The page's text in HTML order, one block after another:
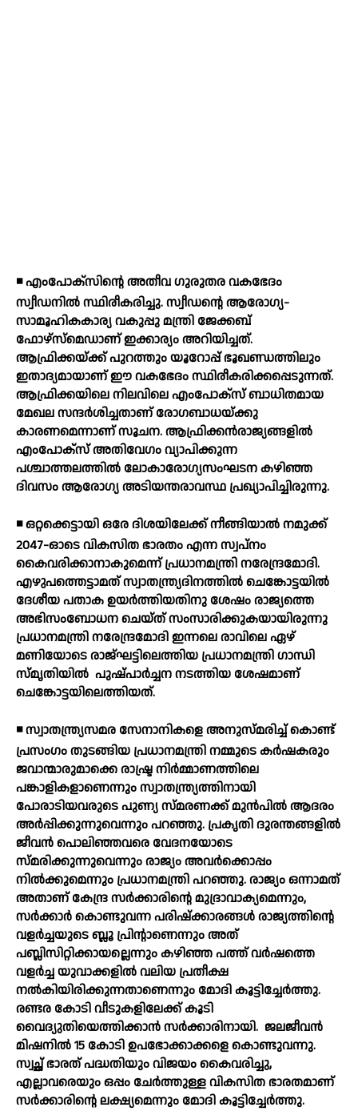
◾ എംപോക്‌സിന്റെ അതീവ ഗുരുതര വകഭേദം
സ്വീഡനില്‍ സ്ഥിരീകരിച്ചു. സ്വീഡന്റെ ആരോഗ്യ-
സാമൂഹികകാര്യ വകുപ്പു മന്ത്രി ജേക്കബ്
ഫോഴ്‌സ്‌മെഡാണ് ഇക്കാര്യം അറിയിച്ചത്.
ആഫ്രിക്കയ്ക്ക് പുറത്തും യൂറോപ്പ് ഭൂഖണ്ഡത്തിലും
ഇതാദ്യമായാണ് ഈ വകഭേദം സ്ഥിരീകരിക്കപ്പെടുന്നത്.
ആഫ്രിക്കയിലെ നിലവിലെ എംപോക്‌സ് ബാധിതമായ
മേഖല സന്ദര്‍ശിച്ചതാണ് രോഗബാധയ്ക്കു
കാരണമെന്നാണ് സൂചന. ആഫ്രിക്കന്‍രാജ്യങ്ങളില്‍
എംപോക്‌സ് അതിവേഗം വ്യാപിക്കുന്ന
പശ്ചാത്തലത്തില്‍ ലോകാരോഗ്യസംഘടന കഴിഞ്ഞ
ദിവസം ആരോഗ്യ അടിയന്തരാവസ്ഥ പ്രഖ്യാപിച്ചിരുന്നു.
◾ ഒറ്റക്കെട്ടായി ഒരേ ദിശയിലേക്ക് നീങ്ങിയാല്‍ നമുക്ക്
2047-ഓടെ വികസിത ഭാരതം എന്ന സ്വപ്നം
കൈവരിക്കാനാകുമെന്ന് പ്രധാനമന്ത്രി നരേന്ദ്രമോദി.
എഴുപത്തെട്ടാമത് സ്വാതന്ത്ര്യദിനത്തില്‍ ചെങ്കോട്ടയില്‍
ദേശീയ പതാക ഉയര്‍ത്തിയതിനു ശേഷം രാജ്യത്തെ
അഭിസംബോധന ചെയ്ത് സംസാരിക്കുകയായിരുന്നു
പ്രധാനമന്ത്രി നരേന്ദ്രമോദി ഇന്നലെ രാവിലെ ഏഴ്
മണിയോടെ രാജ്ഘട്ടിലെത്തിയ പ്രധാനമന്ത്രി ഗാന്ധി
സ്മൃതിയില്‍ പുഷ്പാര്‍ച്ചന നടത്തിയ ശേഷമാണ്
ചെങ്കോട്ടയിലെത്തിയത്.
◾ സ്വാതന്ത്ര്യസമര സേനാനികളെ അനുസ്മരിച്ച് കൊണ്ട്
പ്രസംഗം തുടങ്ങിയ പ്രധാനമന്ത്രി നമ്മുടെ കര്‍ഷകരും
ജവാന്മാരുമാക്കെ രാഷ്ട്ര നിര്‍മ്മാണത്തിലെ
പങ്കാളികളാണെന്നും സ്വാതന്ത്ര്യത്തിനായി
പോരാടിയവരുടെ പുണ്യ സ്മരണക്ക് മുന്‍പില്‍ ആദരം
അര്‍പ്പിക്കുന്നുവെന്നും പറഞ്ഞു. പ്രകൃതി ദുരന്തങ്ങളില്‍
ജീവന്‍ പൊലിഞ്ഞവരെ വേദനയോടെ
സ്മരിക്കുന്നുവെന്നും രാജ്യം അവര്‍ക്കൊപ്പം
നില്‍ക്കുമെന്നും പ്രധാനമന്ത്രി പറഞ്ഞു. രാജ്യം ഒന്നാമത്
അതാണ് കേന്ദ്ര സര്‍ക്കാരിന്റെ മുദ്രാവാക്യമെന്നും,
സര്‍ക്കാര്‍ കൊണ്ടുവന്ന പരിഷ്‌ക്കാരങ്ങള്‍ രാജ്യത്തിന്റെ
വളര്‍ച്ചയുടെ ബ്ലൂ പ്രിന്റാണെന്നും അത്
പബ്ലിസിറ്റിക്കായല്ലെന്നും കഴിഞ്ഞ പത്ത് വര്‍ഷത്തെ
വളര്‍ച്ച യുവാക്കളില്‍ വലിയ പ്രതീക്ഷ
നല്‍കിയിരിക്കുന്നതാണെന്നും മോദി കൂട്ടിച്ചേര്‍ത്തു.
രണ്ടര കോടി വീടുകളിലേക്ക് കൂടി
വൈദ്യുതിയെത്തിക്കാന്‍ സര്‍ക്കാരിനായി. ജലജീവന്‍
മിഷനില്‍ 15 കോടി ഉപഭോക്കാക്കളെ കൊണ്ടുവന്നു.
സ്വച്ഛ് ഭാരത് പദ്ധതിയും വിജയം കൈവരിച്ചു,
എല്ലാവരെയും ഒപ്പം ചേര്‍ത്തുള്ള വികസിത ഭാരതമാണ്
സര്‍ക്കാരിന്റെ ലക്ഷ്യമെന്നും മോദി കൂട്ടിച്ചേര്‍ത്തു.